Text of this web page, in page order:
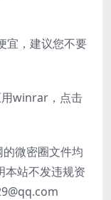
宜，建议您不要
用winrar，点击
微密圈文件均
本站不发违规资